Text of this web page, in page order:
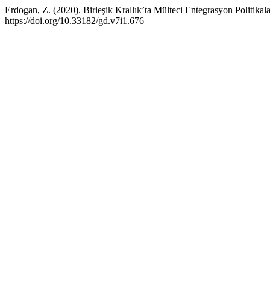
Erdogan, Z. (2020). Birleşik Krallık’ta Mülteci Entegrasyon
https://doi.org/10.33182/gd.v7i1.676